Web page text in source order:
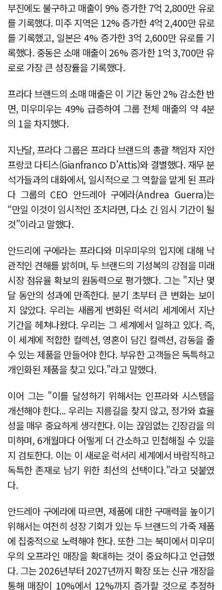
부진에도 불구하고 매출이 9% 증가한 7억 2,800만 유로
를 기록했다. 미주 지역은 12% 증가한 4억 2,400만 유로
를 기록했고, 일본은 4% 증가한 3억 2,600만 유로를 기
록했다. 중동은 소매 매출이 26% 증가한 1억 3,700만 유
로로 가장 큰 성장률을 기록했다.
프라다 브랜드의 소매 매출은 이 기간 동안 2% 감소한 반
면, 미우미우는 49% 급증하여 그룹 전체 매출의 약 4분
의 1을 차지했다.
지난달, 프라다 그룹은 프라다 브랜드의 총괄 책임자 지안
프랑코 다티스(Gianfranco D’Attis)와 결별했다. 재무 분
석가들과의 대화에서, 일시적으로 그 역할을 맡게 된 프라
다 그룹의 CEO 안드레아 구에라(Andrea Guerra)는
“만일 이것이 임시적인 조치라면, 다소 긴 임시 기간이 될
것”이라고 말했다.
안드리에 구에라는 프라다와 미우미우의 입지에 대해 낙
관적인 견해를 밝히며, 두 브랜드의 기성복의 강점을 미래
시장 점유율 확보의 원동력으로 평가했다. 그는 "지난 몇
달 동안의 성과에 만족한다. 분기 초부터 큰 변화는 보이
지 않았다. 우리는 새롭게 변화된 럭셔리 세계에서 지난
기간을 헤쳐나왔다. 우리는 그 세계에서 일하고 있다. 즉,
이 세계에 적합한 컬렉션, 영혼이 담긴 컬렉션, 감동을 줄
수 있는 제품을 만들어야 한다. 부유한 고객들은 독특하고
개인화된 제품을 찾고 있다."라고 말했다.
이어 그는 "이를 달성하기 위해서는 인프라와 시스템을
개선해야 한다... 우리는 지름길을 찾지 않고, 정가와 효율
성을 매우 중요하게 생각한다. 이는 끊임없는 긴장감을 의
미하며, 6개월마다 어떻게 더 간소하고 민첩해질 수 있을
지 검토한다. 이는 이 새로운 럭셔리 세계에서 바람직하고
독특한 존재로 남기 위한 최선의 선택이다."라고 덧붙였
다.
안드레아 구에라에 따르면, 제품에 대한 구매력을 높이기
위해서는 여전히 성장 기회가 있는 두 브랜드의 가죽 제품
에 집중적으로 노력해야 한다. 또한 그는 북미에서 미우미
우의 오프라인 매장을 확대하는 것이 중요하다고 언급했
다. 그는 2026년부터 2027년까지 확장 또는 신규 개장을
통해 매장이 10%에서 12%까지 증가할 것으로 추정하